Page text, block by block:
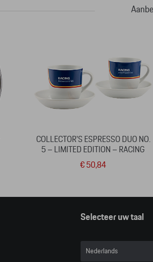
COLLECTOR'S ESPRESSO DUO NO.
5 – LIMITED EDITION – RACING
€ 50,84
Selecteer uw taal
Nederlands